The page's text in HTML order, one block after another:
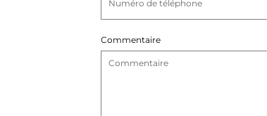
u
l
a
Commentaire